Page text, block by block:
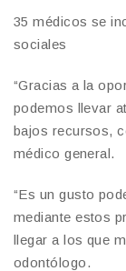
35 médicos se
sociales
“Gracias a la
podemos llevar
bajos recursos,
médico general.
“Es un gusto
mediante estos
llegar a los que
odontólogo.